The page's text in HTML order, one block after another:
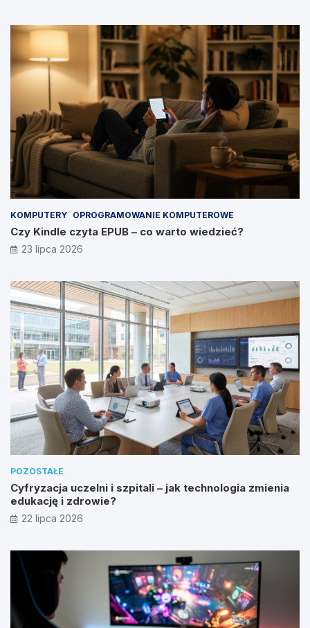
KOMPUTERY OPROGRAMOWANIE KOMPUTEROWE
Czy Kindle czyta EPUB – co warto wiedzieć?
23 lipca 2026
POZOSTAŁE
Cyfryzacja uczelni i szpitali – jak technologia zmienia
edukację i zdrowie?
22 lipca 2026